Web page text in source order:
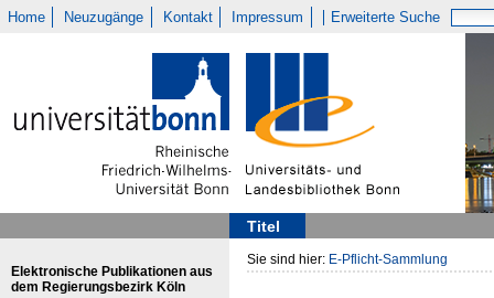
Home Neuzugänge Kontakt Impressum Erweiterte Suche
Titel
Elektronische Publikationen aus
dem Regierungsbezirk Köln
Sie sind hier: E-Pflicht-Sammlung